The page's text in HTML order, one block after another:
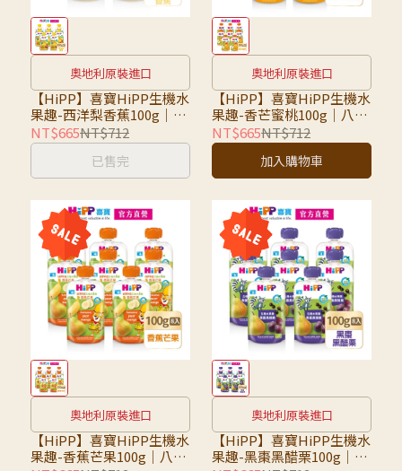
奧地利原裝進口
【HiPP】喜寶HiPP生機水
果趣-西洋梨香蕉100g｜八
入組｜超取限7組，超過請
選宅配
NT$665NT$712
已售完
奧地利原裝進口
【HiPP】喜寶HiPP生機水
果趣-香芒蜜桃100g｜八入
組｜超取限7組，超過請選
宅配
NT$665NT$712
加入購物車
奧地利原裝進口
【HiPP】喜寶HiPP生機水
果趣-香蕉芒果100g｜八入
奧地利原裝進口
【HiPP】喜寶HiPP生機水
果趣-黑棗黑醋栗100g｜八